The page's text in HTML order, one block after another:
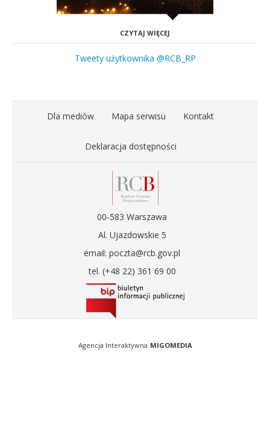
CZYTAJ WIĘCEJ
Tweety użytkownika @RCB_RP
Dla mediów Mapa serwisu Kontakt
Deklaracja dostępności
00-583 Warszawa
Al. Ujazdowskie 5
email: poczta@rcb.gov.pl
tel. (+48 22) 361 69 00
Agencja Interaktywna MIGOMEDIA